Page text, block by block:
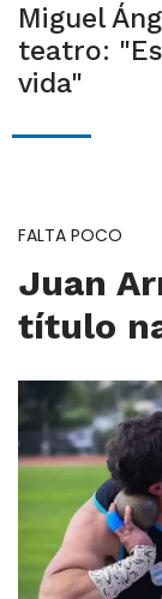
Miguel
teatro:
vida"
FALTA POCO
Juan
título